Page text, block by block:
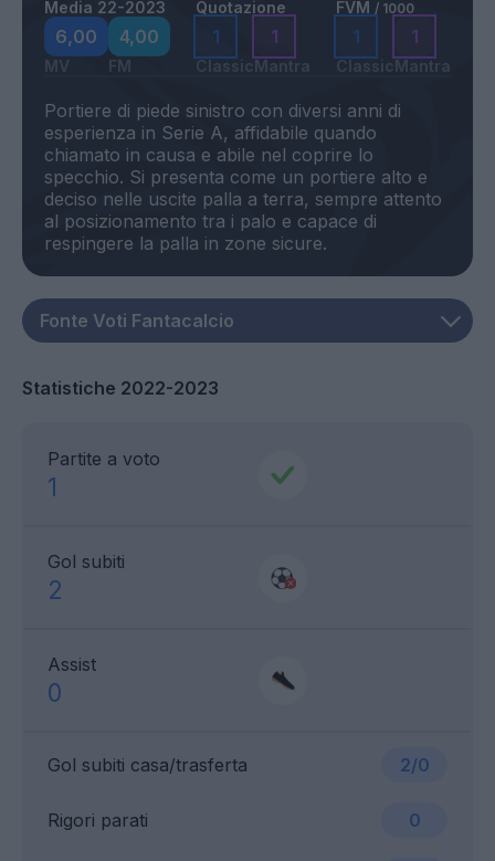
Media 22-2023
6,00
MV
4,00
FM
Quotazione
1
Classic
1
Mantra
FVM / 1000
1
Classic
1
Mantra
Portiere di piede sinistro con diversi anni di
esperienza in Serie A, affidabile quando
chiamato in causa e abile nel coprire lo
specchio. Si presenta come un portiere alto e
deciso nelle uscite palla a terra, sempre attento
al posizionamento tra i palo e capace di
Statistiche 2022-2023
Partite a voto
1
Gol subiti
2
Assist
0
Gol subiti casa/trasferta 2/0
Rigori parati 0